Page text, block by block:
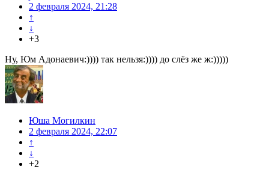
2 февраля 2024, 21:28
↑
↓
+3
Ну, Юм Адонаевич:)))) так нельзя:)))) до слёз же ж:)))))
Юша Могилкин
2 февраля 2024, 22:07
↑
↓
+2